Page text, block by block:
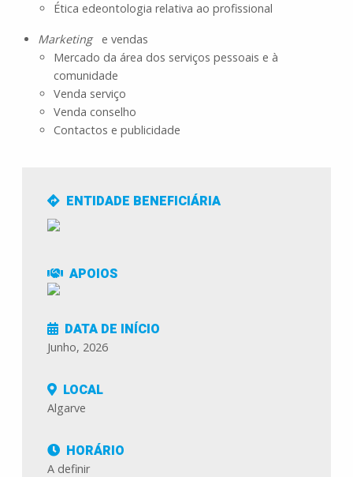
Ética edeontologia relativa ao profissional
Marketing
e vendas
Mercado da área dos serviços pessoais e à
comunidade
Venda serviço
Venda conselho
Contactos e publicidade
ENTIDADE BENEFICIÁRIA
APOIOS
DATA DE INÍCIO
Junho, 2026
LOCAL
Algarve
HORÁRIO
A definir